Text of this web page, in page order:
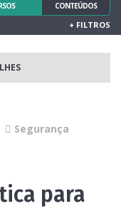
CONTEÚDOS
+ FILTROS
Segurança
para